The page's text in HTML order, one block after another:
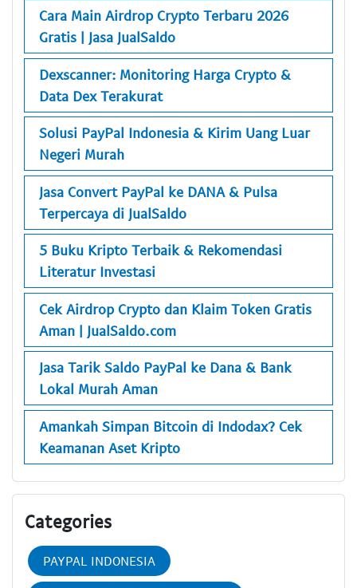
Cara Main Airdrop Crypto Terbaru 2026
Gratis | Jasa JualSaldo
Dexscanner: Monitoring Harga Crypto &
Data Dex Terakurat
Solusi PayPal Indonesia & Kirim Uang Luar
Negeri Murah
Jasa Convert PayPal ke DANA & Pulsa
Terpercaya di JualSaldo
5 Buku Kripto Terbaik & Rekomendasi
Literatur Investasi
Cek Airdrop Crypto dan Klaim Token Gratis
Aman | JualSaldo.com
Jasa Tarik Saldo PayPal ke Dana & Bank
Lokal Murah Aman
Amankah Simpan Bitcoin di Indodax? Cek
Keamanan Aset Kripto
Categories
PAYPAL INDONESIA